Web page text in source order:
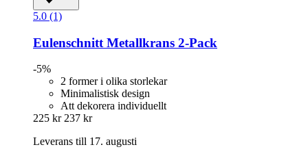
5.0 (1)
Eulenschnitt Metallkrans 2-​Pack
-5%
2 former i olika storlekar
Minimalistisk design
Att dekorera individuellt
225 kr 237 kr
Leverans till 17. augusti